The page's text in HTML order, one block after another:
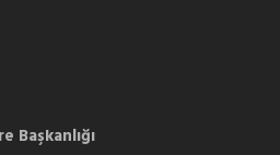
Başkanlığı